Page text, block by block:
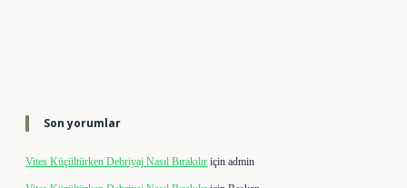
Son yorumlar
Vites Küçültürken Debriyaj Nasıl Bırakılır için admin